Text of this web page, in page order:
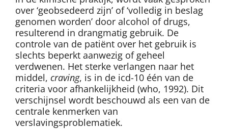
over ‘geobsedeerd zijn’ of ‘volledig in beslag
genomen worden’ door alcohol of drugs,
resulterend in drangmatig gebruik. De
controle van de patiënt over het gebruik is
slechts beperkt aanwezig of geheel
verdwenen. Het sterke verlangen naar het
middel, craving, is in de icd-10 één van de
criteria voor afhankelijkheid (who, 1992). Dit
verschijnsel wordt beschouwd als een van de
centrale kenmerken van
verslavingsproblematiek.